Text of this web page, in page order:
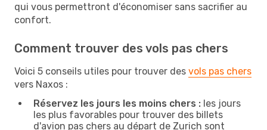
qui vous permettront d'économiser sans sacrifier au
confort.
Comment trouver des vols pas chers
Voici 5 conseils utiles pour trouver des vols pas chers
vers Naxos :
Réservez les jours les moins chers : les jours
les plus favorables pour trouver des billets
d'avion pas chers au départ de Zurich sont